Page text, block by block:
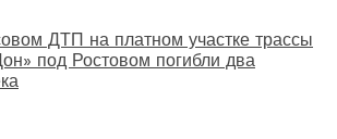
ДТП на платном участке трассы
под Ростовом погибли два